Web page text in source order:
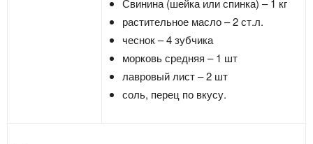
Свинина (шейка или спинка) – 1 кг
растительное масло – 2 ст.л.
чеснок – 4 зубчика
морковь средняя – 1 шт
лавровый лист – 2 шт
соль, перец по вкусу.